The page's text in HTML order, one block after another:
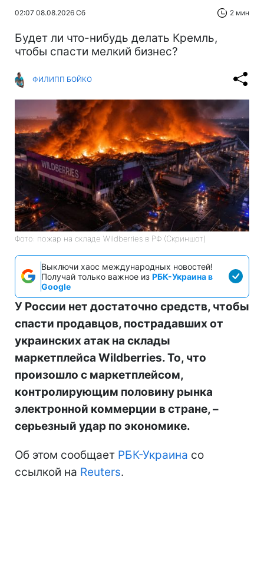
02:07 08.08.2026 Сб 2 мин
Будет ли что-нибудь делать Кремль,
чтобы спасти мелкий бизнес?
ФИЛИПП БОЙКО
Фото: пожар на складе Wildberries в РФ (Скриншот)
Выключи хаос международных новостей!
Получай только важное из РБК-Украина в
Google
У России нет достаточно средств, чтобы
спасти продавцов, пострадавших от
украинских атак на склады
маркетплейса Wildberries. То, что
произошло с маркетплейсом,
контролирующим половину рынка
электронной коммерции в стране, –
серьезный удар по экономике.
Об этом сообщает РБК-Украина со
ссылкой на Reuters.